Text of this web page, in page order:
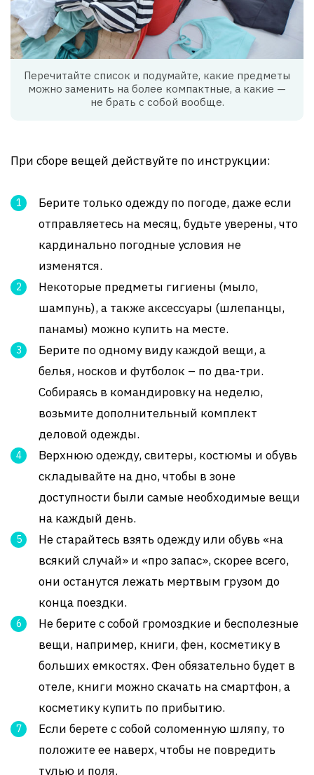
Перечитайте список и подумайте, какие предметы
можно заменить на более компактные, а какие —
не брать с собой вообще.
При сборе вещей действуйте по инструкции:
Берите только одежду по погоде, даже если
отправляетесь на месяц, будьте уверены, что
кардинально погодные условия не
изменятся.
Некоторые предметы гигиены (мыло,
шампунь), а также аксессуары (шлепанцы,
панамы) можно купить на месте.
Берите по одному виду каждой вещи, а
белья, носков и футболок – по два-три.
Собираясь в командировку на неделю,
возьмите дополнительный комплект
деловой одежды.
Верхнюю одежду, свитеры, костюмы и обувь
складывайте на дно, чтобы в зоне
доступности были самые необходимые вещи
на каждый день.
Не старайтесь взять одежду или обувь «на
всякий случай» и «про запас», скорее всего,
они останутся лежать мертвым грузом до
конца поездки.
Не берите с собой громоздкие и бесполезные
вещи, например, книги, фен, косметику в
больших емкостях. Фен обязательно будет в
отеле, книги можно скачать на смартфон, а
косметику купить по прибытию.
Если берете с собой соломенную шляпу, то
положите ее наверх, чтобы не повредить
тулью и поля.